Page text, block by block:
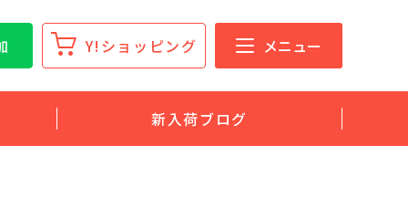
Y!ショッピング メニュー
新入荷ブログ